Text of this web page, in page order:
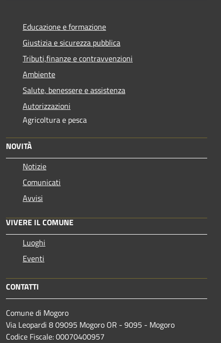
Educazione e formazione
Giustizia e sicurezza pubblica
Tributi,finanze e contravvenzioni
Ambiente
Salute, benessere e assistenza
Autorizzazioni
Agricoltura e pesca
NOVITÀ
Notizie
Comunicati
Avvisi
VIVERE IL COMUNE
Luoghi
Eventi
CONTATTI
Comune di Mogoro
Via Leopardi 8 09095 Mogoro OR - 9095 - Mogoro
Codice Fiscale: 00070400957